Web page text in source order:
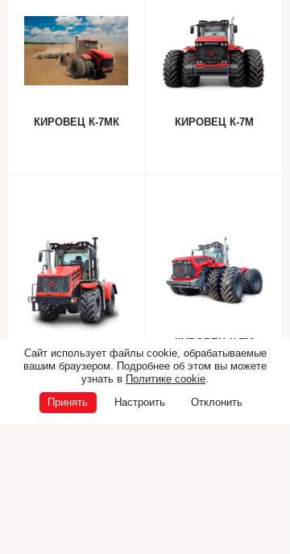
КИРОВЕЦ К-7МК КИРОВЕЦ К-7М
КИРОВЕЦ К-5
КИРОВЕЦ К-7М
СТАНДАРТ
Сайт использует файлы cookie, обрабатываемые
вашим браузером. Подробнее об этом вы можете
узнать в Политике cookie.
Принять
Настроить Отклонить